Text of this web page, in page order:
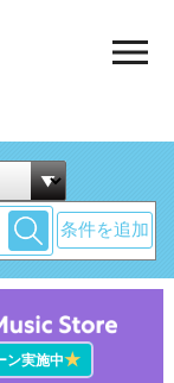
条件を追加
ン実施中★